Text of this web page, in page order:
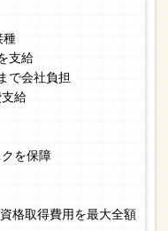
種
支給
で会社負担
給
を保障
格取得費用を最大全額